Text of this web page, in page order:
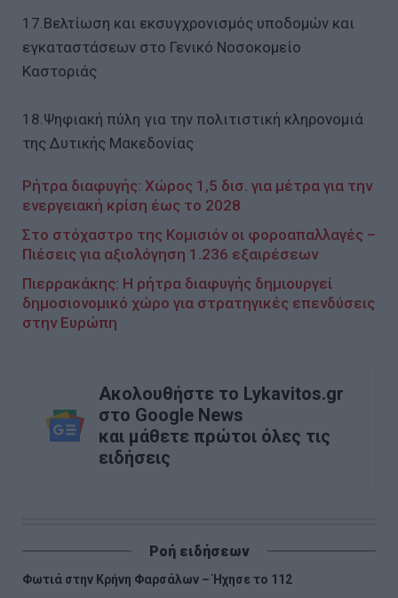
17.Βελτίωση και εκσυγχρονισμός υποδομών και
εγκαταστάσεων στο Γενικό Νοσοκομείο
Καστοριάς
18.Ψηφιακή πύλη για την πολιτιστική κληρονομιά
της Δυτικής Μακεδονίας
Ρήτρα διαφυγής: Χώρος 1,5 δισ. για μέτρα για την
ενεργειακή κρίση έως το 2028
Στο στόχαστρο της Κομισιόν οι φοροαπαλλαγές –
Πιέσεις για αξιολόγηση 1.236 εξαιρέσεων
Πιερρακάκης: Η ρήτρα διαφυγής δημιουργεί
δημοσιονομικό χώρο για στρατηγικές επενδύσεις
στην Ευρώπη
Ακολουθήστε το Lykavitos.gr
στο Google News
και μάθετε πρώτοι όλες τις
ειδήσεις
Ροή ειδήσεων
Φωτιά στην Κρήνη Φαρσάλων – Ήχησε το 112